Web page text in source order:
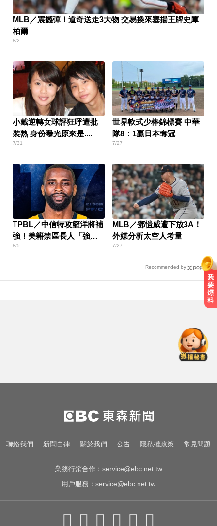
MLB／震撼彈！道奇送走3大物 交易換來塞揚王牌史庫
柏爾
8/2
小戴逆轉女球評狂呼遭批
裝熟 身份曝光原來是....
7/31
世界軟式少棒錦標賽 中華
隊8：1贏日本奪冠
7/27
TPBL／中信特攻籃洋將補
強！美籍禁區長人「強
斯」加盟
8/5
MLB／鄧愷威遭下放3A！
外媒分析太空人考量
7/27
Recommended by
時間一次看
律師勾掮客誆「可買BNT疫苗」 詐
慈濟10億
三商壽9/1股票下市！12/1正式更名
聯絡我們 新聞自律 關於我們 公告 隱私權政策 常見問題
業務行銷合作： service@ebc.net.tw
用戶服務： service@ebc.net.tw